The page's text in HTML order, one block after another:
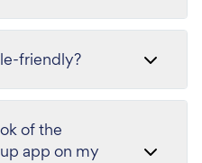
friendly?
of the
app on my